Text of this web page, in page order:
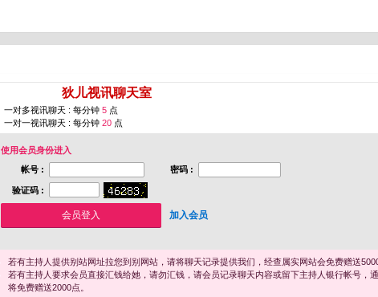
狄儿视讯聊天室
一对多视讯聊天 : 每分钟 5 点
一对一视讯聊天 : 每分钟 20 点
使用会员身份进入
帐号 :
密码 :
验证码 :
加入会员
若有主持人提供别站网址拉您到别网站，请将聊天记录提供我们，经查属实网站会免费赠送5000
若有主持人要求会员直接汇钱给她，请勿汇钱，请会员记录聊天内容或留下主持人银行帐号，
将免费赠送2000点。